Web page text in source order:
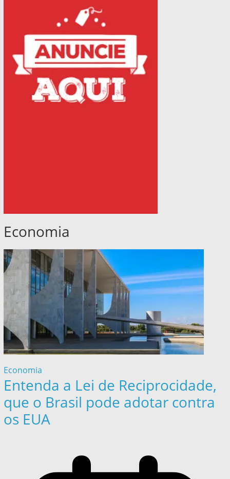
Economia
Economia
Entenda a Lei de Reciprocidade,
que o Brasil pode adotar contra
os EUA